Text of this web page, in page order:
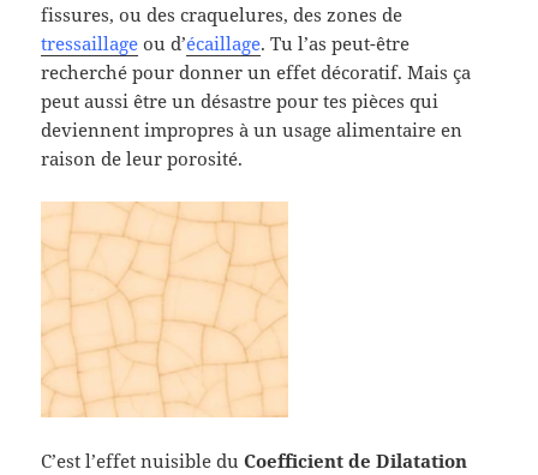
fissures, ou des craquelures, des zones de
tressaillage ou d’écaillage. Tu l’as peut-être
recherché pour donner un effet décoratif. Mais ça
peut aussi être un désastre pour tes pièces qui
deviennent impropres à un usage alimentaire en
raison de leur porosité.
C’est l’effet nuisible duCoefficient de Dilatation